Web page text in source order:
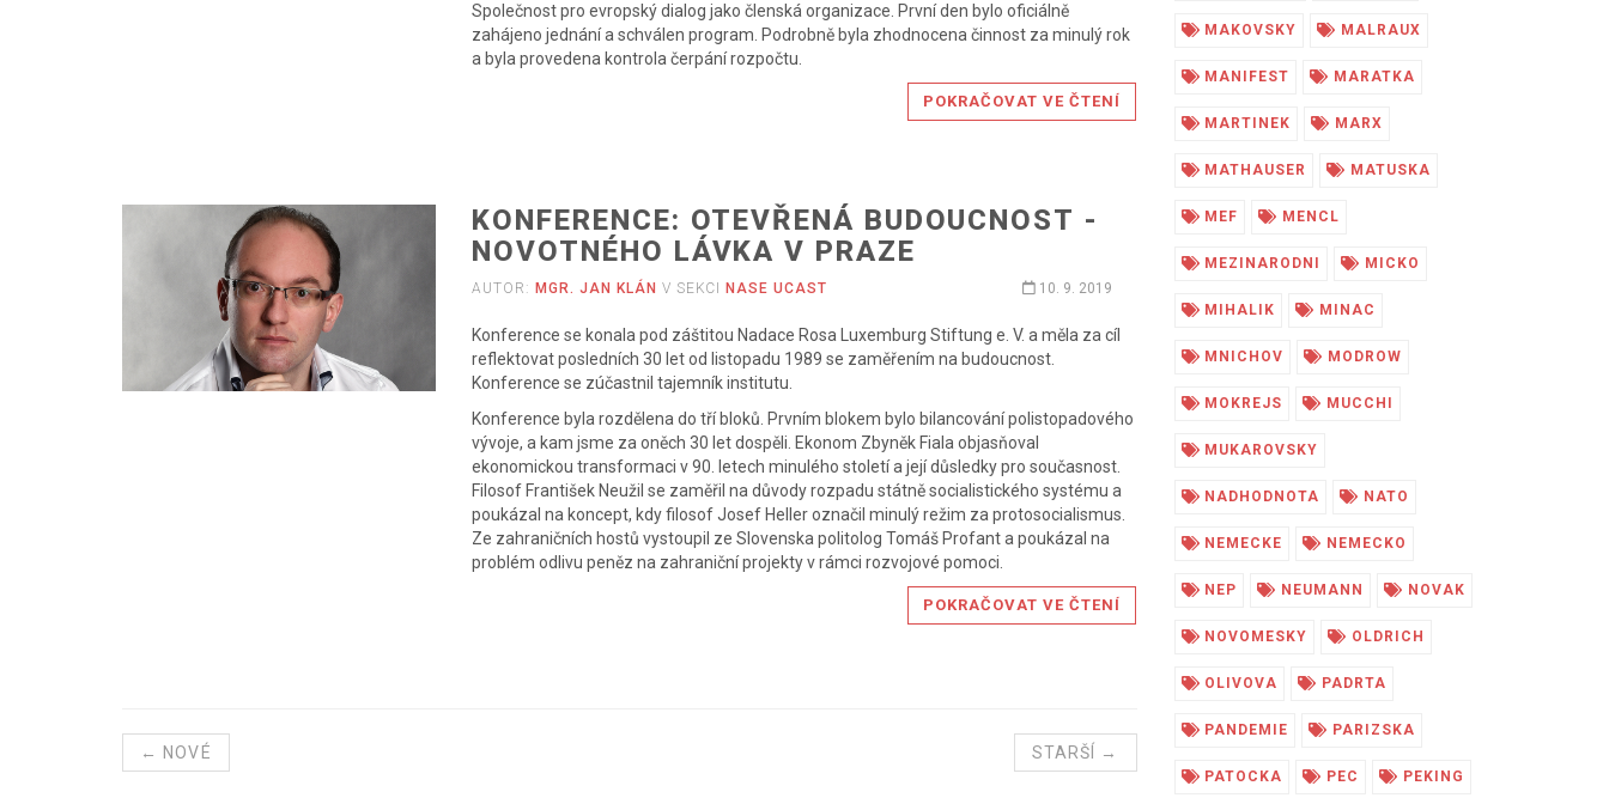
Společnost pro evropský dialog jako členská organizace. První den bylo oficiálně
zahájeno jednání a schválen program. Podrobně byla zhodnocena činnost za minulý rok
a byla provedena kontrola čerpání rozpočtu.
POKRAČOVAT VE ČTENÍ
KONFERENCE: OTEVŘENÁ BUDOUCNOST -
NOVOTNÉHO LÁVKA V PRAZE
AUTOR: MGR. JAN KLÁN V SEKCI NASE UCAST 10. 9. 2019
Konference se konala pod záštitou Nadace Rosa Luxemburg Stiftung e. V. a měla za cíl
reflektovat posledních 30 let od listopadu 1989 se zaměřením na budoucnost.
Konference se zúčastnil tajemník institutu.
Konference byla rozdělena do tří bloků. Prvním blokem bylo bilancování polistopadového
vývoje, a kam jsme za oněch 30 let dospěli. Ekonom Zbyněk Fiala objasňoval
ekonomickou transformaci v 90. letech minulého století a její důsledky pro současnost.
Filosof František Neužil se zaměřil na důvody rozpadu státně socialistického systému a
poukázal na koncept, kdy filosof Josef Heller označil minulý režim za protosocialismus.
Ze zahraničních hostů vystoupil ze Slovenska politolog Tomáš Profant a poukázal na
problém odlivu peněz na zahraniční projekty v rámci rozvojové pomoci.
POKRAČOVAT VE ČTENÍ
← NOVÉ STARŠÍ →
MAKOVSKY MALRAUX
MANIFEST MARATKA
MARTINEK MARX
MATHAUSER MATUSKA
MEF MENCL
MEZINARODNI MICKO
MIHALIK MINAC
MNICHOV MODROW
MOKREJS MUCCHI
MUKAROVSKY
NADHODNOTA NATO
NEMECKE NEMECKO
NEP NEUMANN NOVAK
NOVOMESKY OLDRICH
OLIVOVA PADRTA
PANDEMIE PARIZSKA
PATOCKA PEC PEKING